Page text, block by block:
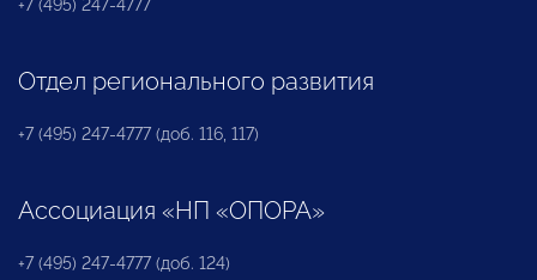
+7 (495) 247-4777
Отдел регионального развития
+7 (495) 247-4777 (доб. 116, 117)
Ассоциация «НП «ОПОРА»
+7 (495) 247-4777 (доб. 124)